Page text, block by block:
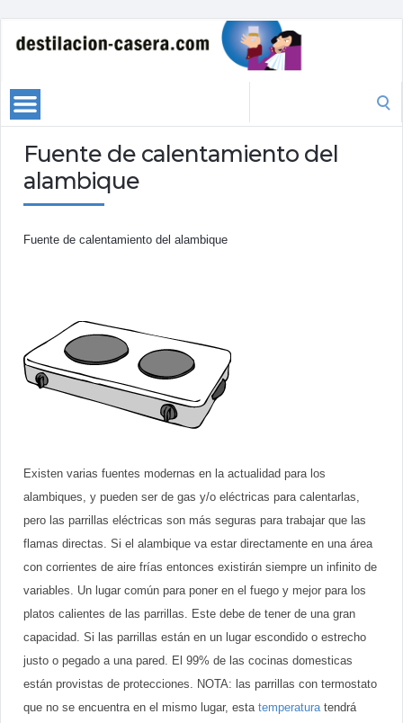
Fuente de calentamiento del
alambique
Fuente de calentamiento del alambique
Existen varias fuentes modernas en la actualidad para los
alambiques, y pueden ser de gas y/o eléctricas para calentarlas,
pero las parrillas eléctricas son más seguras para trabajar que las
flamas directas. Si el alambique va estar directamente en una área
con corrientes de aire frías entonces existirán siempre un infinito de
variables. Un lugar común para poner en el fuego y mejor para los
platos calientes de las parrillas. Este debe de tener de una gran
capacidad. Si las parrillas están en un lugar escondido o estrecho
justo o pegado a una pared. El 99% de las cocinas domesticas
están provistas de protecciones. NOTA: las parrillas con termostato
que no se encuentra en el mismo lugar, estatemperaturatendrá